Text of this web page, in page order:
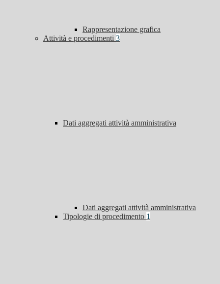
Rappresentazione grafica
Attività e procedimenti 3
Dati aggregati attività amministrativa
Dati aggregati attività amministrativa
Tipologie di procedimento 1